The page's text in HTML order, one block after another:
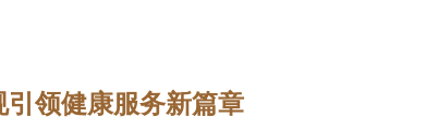
领健康服务新篇章